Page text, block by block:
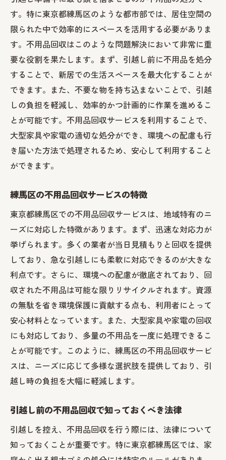
す。特に東京都練馬区のような都市部では、居住空間の
限られた中で効率的にスペースを活用する必要がありま
す。不用品回収はこのような問題解決において非常に重
要な役割を果たします。まず、引越し前に不用品を処分
することで、新居での生活スペースを最大化することが
できます。また、不要な物を持ち込まないことで、引越
しの負担を軽減し、効率的かつ計画的に作業を進めるこ
とが可能です。不用品回収サービスを利用することで、
大型家具や家電の適切な処分ができ、環境への配慮も行
き届いた方法で処理されるため、安心して利用すること
ができます。
練馬区の不用品回収サービスの特徴
東京都練馬区での不用品回収サービスは、地域特有のニ
ーズに対応した特徴があります。まず、迅速な対応力が
挙げられます。多くの業者が当日見積もりと回収を提供
しており、急な引越しにも柔軟に対応できるのが大きな
利点です。さらに、環境への配慮が徹底されており、回
収された不用品は可能な限りリサイクルされます。資源
の無駄を省き環境保護に貢献する点も、利用者にとって
安心材料となっています。また、大型家具や家電の回収
にも対応しており、多量の不用品を一度に処理できるこ
とが可能です。このように、練馬区の不用品回収サービ
スは、ニーズに応じて多様な選択肢を提供しており、引
越し時の負担を大幅に軽減します。
引越し前の不用品回収で知っておくべき法律
引越しを控え、不用品回収を行う際には、法律について
知っておくことが重要です。特に東京都練馬区では、家